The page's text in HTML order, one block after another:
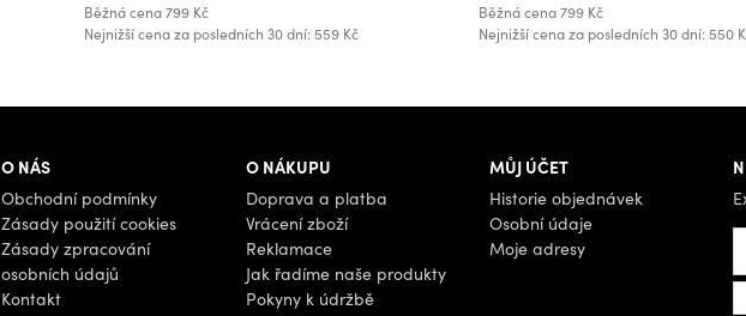
Běžná cena799 Kč
Nejnižší cena za posledních 30 dní: 559 Kč
Běžná cena799 Kč
Nejnižší cena za posledních 30 dní: 550
O NÁS
Obchodní podmínky
Zásady použití cookies
Zásady zpracování
osobních údajů
Kontakt
O NÁKUPU
Doprava a platba
Vrácení zboží
Reklamace
Jak řadíme naše produkty
Pokyny k údržbě
MŮJ ÚČET
Historie objednávek
Osobní údaje
Moje adresy